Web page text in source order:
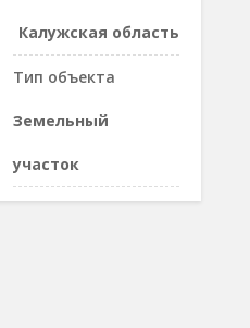
Калужская область
Тип объекта
Земельный
участок